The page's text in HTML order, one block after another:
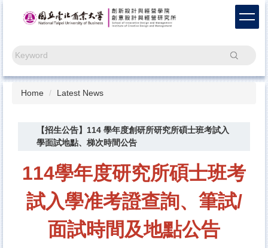
content
Search
Home Latest News
【招生公告】114 學年度創研所研究所碩士班考試入
學面試地點、梯次時間公告
114學年度研究所碩士班考
試入學准考證查詢、筆試/
面試時間及地點公告